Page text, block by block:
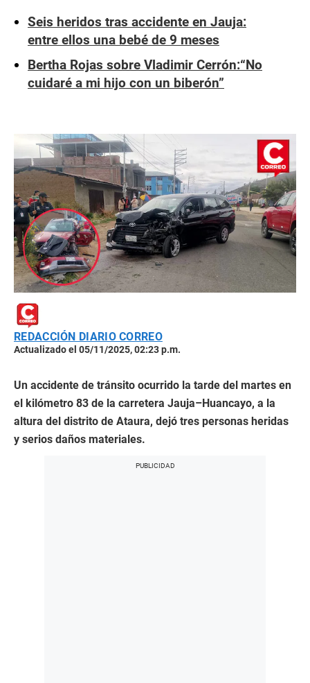
Seis heridos tras accidente en Jauja:
entre ellos una bebé de 9 meses
Bertha Rojas sobre Vladimir Cerrón:“No
cuidaré a mi hijo con un biberón”
REDACCIÓN DIARIO CORREO
Actualizado el 05/11/2025, 02:23 p.m.
Un accidente de tránsito ocurrido la tarde del martes en
el kilómetro 83 de la carretera Jauja–Huancayo, a la
altura del distrito de Ataura, dejó tres personas heridas
y serios daños materiales.